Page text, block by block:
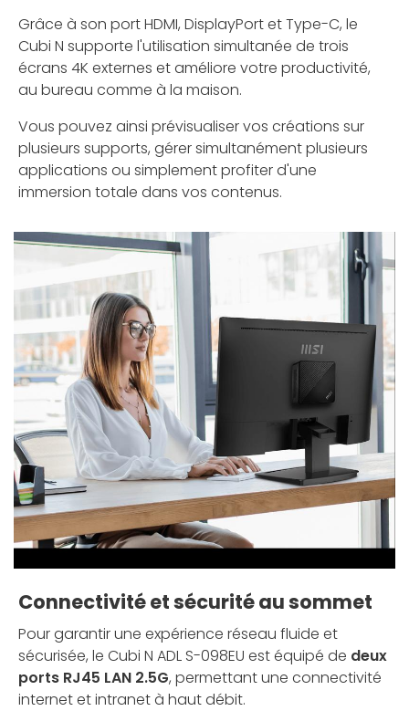
Grâce à son port HDMI, DisplayPort et Type-C, le
Cubi N supporte l'utilisation simultanée de trois
écrans 4K externes et améliore votre productivité,
au bureau comme à la maison.
Vous pouvez ainsi prévisualiser vos créations sur
plusieurs supports, gérer simultanément plusieurs
applications ou simplement profiter d'une
immersion totale dans vos contenus.
Connectivité et sécurité au sommet
Pour garantir une expérience réseau fluide et
sécurisée, le Cubi N ADL S-098EU est équipé de deux
ports RJ45 LAN 2.5G, permettant une connectivité
internet et intranet à haut débit.